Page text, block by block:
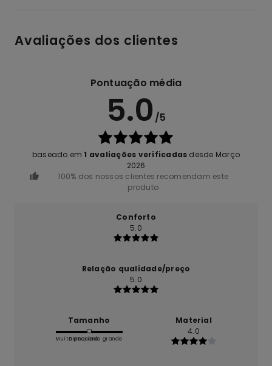
Avaliações dos clientes
Pontuação média
5.0 /5
baseado em 1 avaliações verificadas desde Março
2026
100% dos nossos clientes recomendam este
produto
Conforto
5.0
Relação qualidade/preço
5.0
Tamanho
Muito pequeno
Demasiado grande
Material
4.0